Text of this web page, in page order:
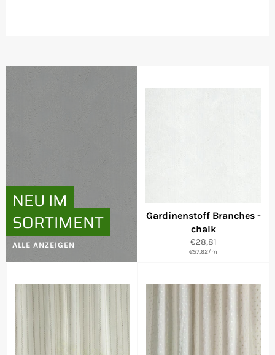
NEU IM
SORTIMENT
ALLE ANZEIGEN
Gardinenstoff Branches -
chalk
Normaler
Preis
€28,81
€57,62/m